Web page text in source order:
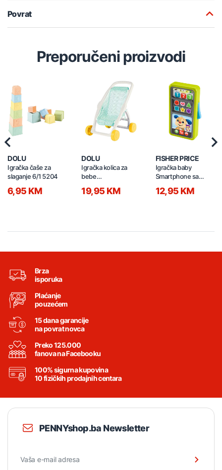
Povrat
Preporučeni proizvodi
DOLU
Igračka čaše za
slaganje 6/1 5204
6,95 KM
DOLU
Igračka kolica za
bebe
2659
19,95 KM
FISHER PRICE
Igračka baby
Smartphone sa
12,95 KM
Brza
isporuka
Plaćanje
pouzećem
15 dana garancije
na povrat novca
Preko 125.000
fanova na Facebooku
100% sigurna kupovina
10 fizičkih prodajnih centara
PENNYshop.ba Newsletter